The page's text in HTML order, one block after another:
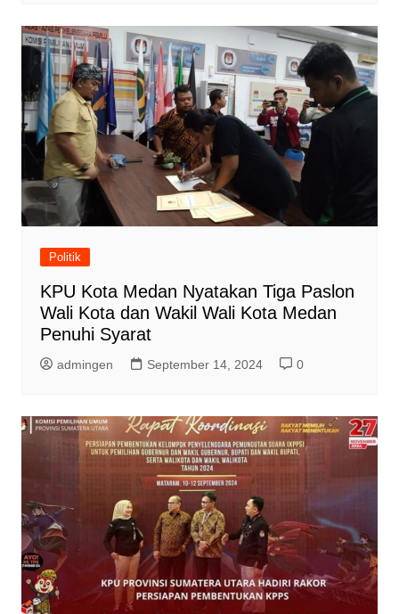
Politik
KPU Kota Medan Nyatakan Tiga Paslon
Wali Kota dan Wakil Wali Kota Medan
Penuhi Syarat
admingen September 14, 2024 0